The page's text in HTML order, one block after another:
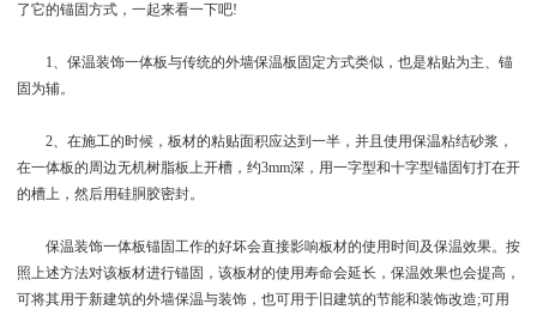
了它的锚固方式，一起来看一下吧!
1、保温装饰一体板与传统的外墙保温板固定方式类似，也是粘贴为主、锚
固为辅。
2、在施工的时候，板材的粘贴面积应达到一半，并且使用保温粘结砂浆，
在一体板的周边无机树脂板上开槽，约3mm深，用一字型和十字型锚固钉打在开
的槽上，然后用硅胴胶密封。
保温装饰一体板锚固工作的好坏会直接影响板材的使用时间及保温效果。按
照上述方法对该板材进行锚固，该板材的使用寿命会延长，保温效果也会提高，
可将其用于新建筑的外墙保温与装饰，也可用于旧建筑的节能和装饰改造;可用